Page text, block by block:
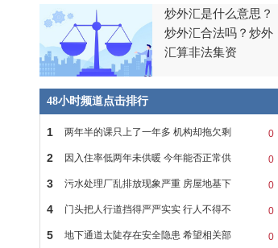
炒外汇是什么意思？
炒外汇合法吗？炒外
汇算非法集资
48小时频道点击排行
0
1 两年半的课只上了一年多 机构却拖欠剩
0
2 因入住率低两年未供暖 今年能否正常供
0
3 污水处理厂乱排放现象严重 房屋地基下
0
4 门头把人行道挡得严严实实 行人不得不
0
5 地下通道太陡存在安全隐患 希望相关部